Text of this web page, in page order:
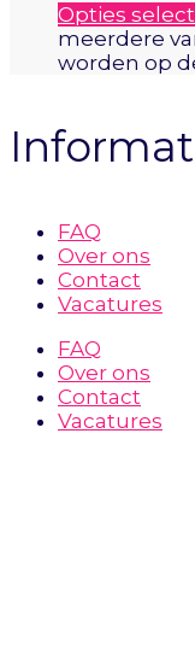
Opties
meerdere
worden op
FAQ
Over ons
Contact
Vacatures
FAQ
Over ons
Contact
Vacatures